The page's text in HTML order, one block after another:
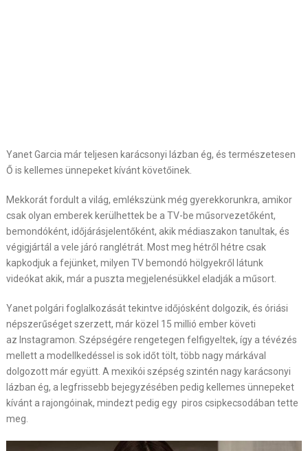
Yanet Garcia már teljesen karácsonyi lázban ég, és természetesen
Ő is kellemes ünnepeket kívánt követőinek.
Mekkorát fordult a világ, emlékszünk még gyerekkorunkra, amikor
csak olyan emberek kerülhettek be a TV-be műsorvezetőként,
bemondóként, időjárásjelentőként, akik médiaszakon tanultak, és
végigjártál a vele járó ranglétrát. Most meg hétről hétre csak
kapkodjuk a fejünket, milyen TV bemondó hölgyekről látunk
videókat akik, már a puszta megjelenésükkel eladják a műsort.
Yanet polgári foglalkozását tekintve időjósként dolgozik, és óriási
népszerűséget szerzett, már közel 15 millió ember követi
az Instagramon. Szépségére rengetegen felfigyeltek, így a tévézés
mellett a modellkedéssel is sok időt tölt, több nagy márkával
dolgozott már együtt. A mexikói szépség szintén nagy karácsonyi
lázban ég, a legfrissebb bejegyzésében pedig kellemes ünnepeket
kívánt a rajongóinak, mindezt pedig egy piros csipkecsodában tette
meg.